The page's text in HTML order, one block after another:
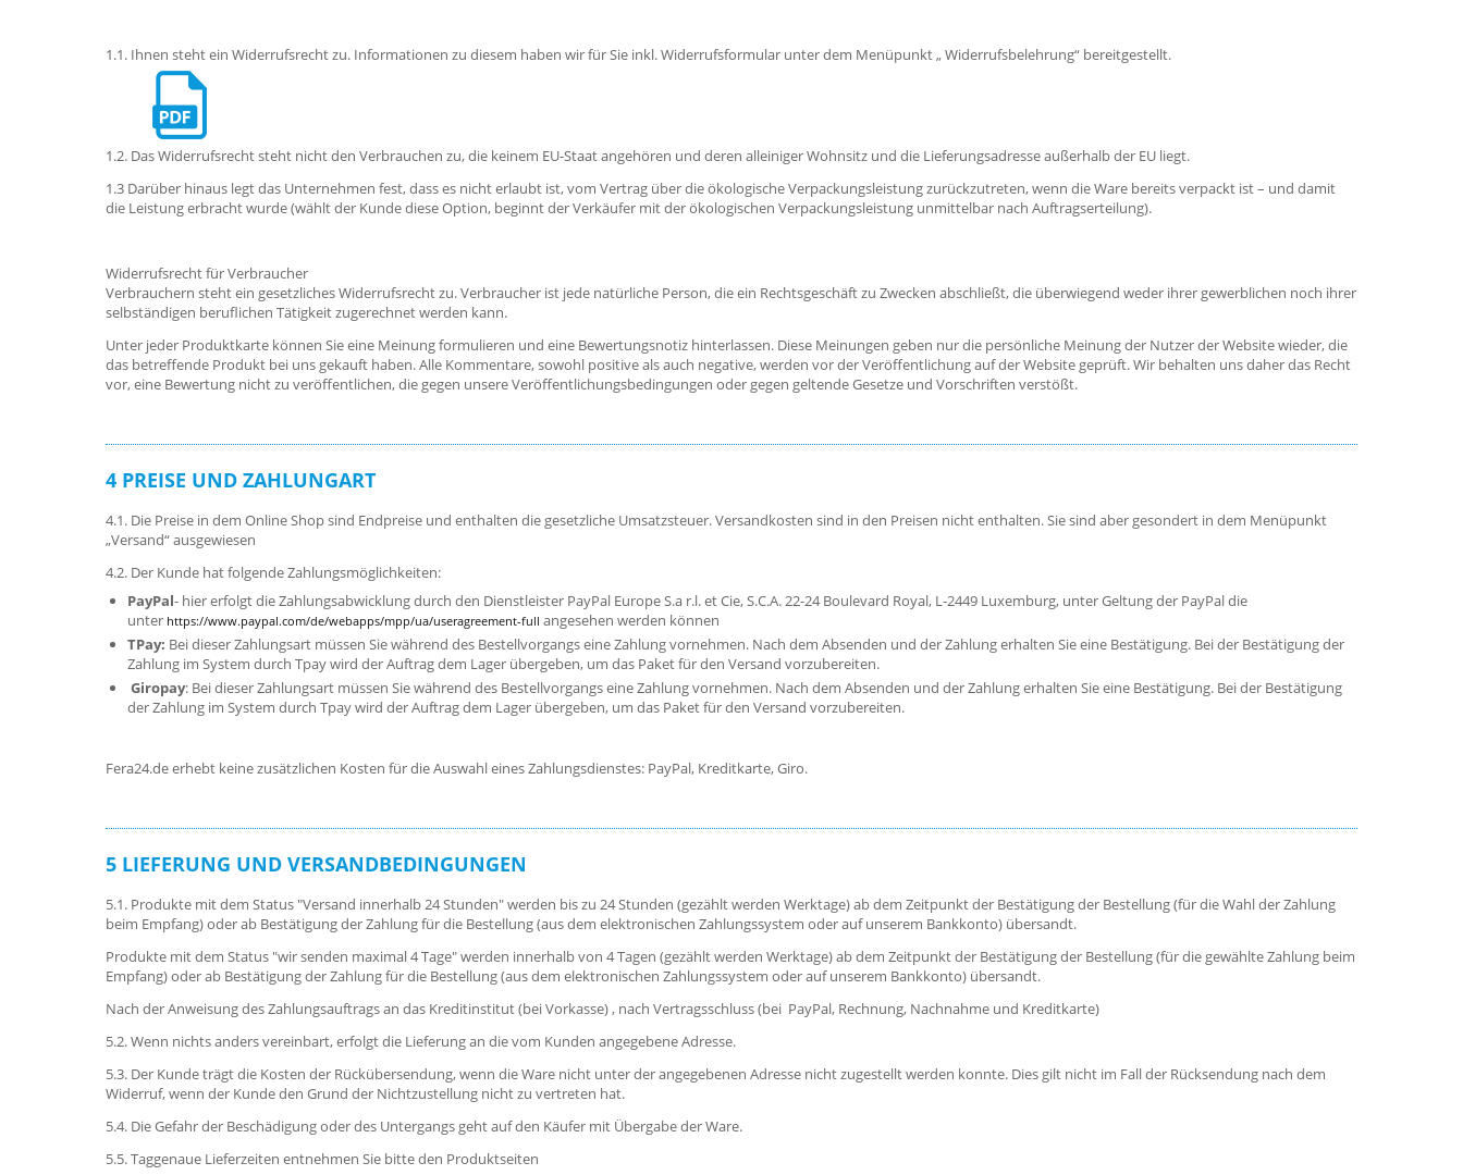
1.1. Ihnen steht ein Widerrufsrecht zu. Informationen zu diesem haben wir für Sie inkl. Widerrufsformular unter dem Menüpunkt „ Widerrufsbelehrung“ bereitgestellt.
1.2. Das Widerrufsrecht steht nicht den Verbrauchen zu, die keinem EU-Staat angehören und deren alleiniger Wohnsitz und die Lieferungsadresse außerhalb der EU liegt.
1.3 Darüber hinaus legt das Unternehmen fest, dass es nicht erlaubt ist, vom Vertrag über die ökologische Verpackungsleistung zurückzutreten, wenn die Ware bereits verpackt ist – und damit
die Leistung erbracht wurde (wählt der Kunde diese Option, beginnt der Verkäufer mit der ökologischen Verpackungsleistung unmittelbar nach Auftragserteilung).
Widerrufsrecht für Verbraucher
Verbrauchern steht ein gesetzliches Widerrufsrecht zu. Verbraucher ist jede natürliche Person, die ein Rechtsgeschäft zu Zwecken abschließt, die überwiegend weder ihrer gewerblichen noch ihrer
selbständigen beruflichen Tätigkeit zugerechnet werden kann.
Unter jeder Produktkarte können Sie eine Meinung formulieren und eine Bewertungsnotiz hinterlassen. Diese Meinungen geben nur die persönliche Meinung der Nutzer der Website wieder, die
das betreffende Produkt bei uns gekauft haben. Alle Kommentare, sowohl positive als auch negative, werden vor der Veröffentlichung auf der Website geprüft. Wir behalten uns daher das Recht
vor, eine Bewertung nicht zu veröffentlichen, die gegen unsere Veröffentlichungsbedingungen oder gegen geltende Gesetze und Vorschriften verstößt.
4 PREISE UND ZAHLUNGART
4.1. Die Preise in dem Online Shop sind Endpreise und enthalten die gesetzliche Umsatzsteuer. Versandkosten sind in den Preisen nicht enthalten. Sie sind aber gesondert in dem Menüpunkt
„Versand“ ausgewiesen
4.2. Der Kunde hat folgende Zahlungsmöglichkeiten:
PayPal- hier erfolgt die Zahlungsabwicklung durch den Dienstleister PayPal Europe S.a r.l. et Cie, S.C.A. 22-24 Boulevard Royal, L-2449 Luxemburg, unter Geltung der PayPal die
unter https://www.paypal.com/de/webapps/mpp/ua/useragreement-full angesehen werden können
TPay: Bei dieser Zahlungsart müssen Sie während des Bestellvorgangs eine Zahlung vornehmen. Nach dem Absenden und der Zahlung erhalten Sie eine Bestätigung. Bei der Bestätigung der
Zahlung im System durch Tpay wird der Auftrag dem Lager übergeben, um das Paket für den Versand vorzubereiten.
Giropay: Bei dieser Zahlungsart müssen Sie während des Bestellvorgangs eine Zahlung vornehmen. Nach dem Absenden und der Zahlung erhalten Sie eine Bestätigung. Bei der Bestätigung
der Zahlung im System durch Tpay wird der Auftrag dem Lager übergeben, um das Paket für den Versand vorzubereiten.
Fera24.de erhebt keine zusätzlichen Kosten für die Auswahl eines Zahlungsdienstes: PayPal, Kreditkarte, Giro.
5 LIEFERUNG UND VERSANDBEDINGUNGEN
5.1. Produkte mit dem Status "Versand innerhalb 24 Stunden" werden bis zu 24 Stunden (gezählt werden Werktage) ab dem Zeitpunkt der Bestätigung der Bestellung (für die Wahl der Zahlung
beim Empfang) oder ab Bestätigung der Zahlung für die Bestellung (aus dem elektronischen Zahlungssystem oder auf unserem Bankkonto) übersandt.
Produkte mit dem Status "wir senden maximal 4 Tage" werden innerhalb von 4 Tagen (gezählt werden Werktage) ab dem Zeitpunkt der Bestätigung der Bestellung (für die gewählte Zahlung beim
Empfang) oder ab Bestätigung der Zahlung für die Bestellung (aus dem elektronischen Zahlungssystem oder auf unserem Bankkonto) übersandt.
Nach der Anweisung des Zahlungsauftrags an das Kreditinstitut (bei Vorkasse) , nach Vertragsschluss (bei PayPal, Rechnung, Nachnahme und Kreditkarte)
5.2. Wenn nichts anders vereinbart, erfolgt die Lieferung an die vom Kunden angegebene Adresse.
5.3. Der Kunde trägt die Kosten der Rückübersendung, wenn die Ware nicht unter der angegebenen Adresse nicht zugestellt werden konnte. Dies gilt nicht im Fall der Rücksendung nach dem
Widerruf, wenn der Kunde den Grund der Nichtzustellung nicht zu vertreten hat.
5.4. Die Gefahr der Beschädigung oder des Untergangs geht auf den Käufer mit Übergabe der Ware.
5.5.Taggenaue Lieferzeiten entnehmen Sie bitte den Produktseiten